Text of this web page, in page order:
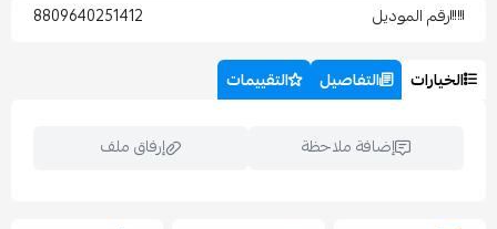
8809640251412
التفاصيل التقييمات
إضافة ملاحظة